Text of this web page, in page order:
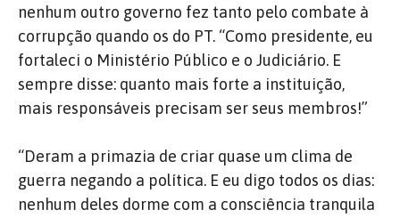
nenhum outro governo fez tanto pelo combate à
corrupção quando os do PT. “Como presidente, eu
fortaleci o Ministério Público e o Judiciário. E
sempre disse: quanto mais forte a instituição,
mais responsáveis precisam ser seus membros!”
“Deram a primazia de criar quase um clima de
guerra negando a política. E eu digo todos os dias:
nenhum deles dorme com a consciência tranquila